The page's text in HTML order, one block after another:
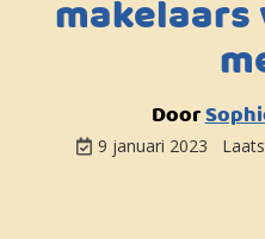
Door
9 januari 2023